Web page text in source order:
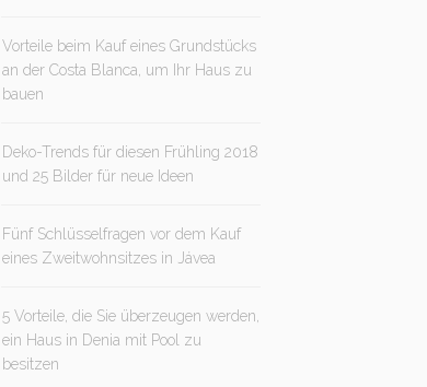
Vorteile beim Kauf eines Grundstücks
an der Costa Blanca, um Ihr Haus zu
bauen
Deko-Trends für diesen Frühling 2018
und 25 Bilder für neue Ideen
Fünf Schlüsselfragen vor dem Kauf
eines Zweitwohnsitzes in Jávea
5 Vorteile, die Sie überzeugen werden,
ein Haus in Denia mit Pool zu
besitzen